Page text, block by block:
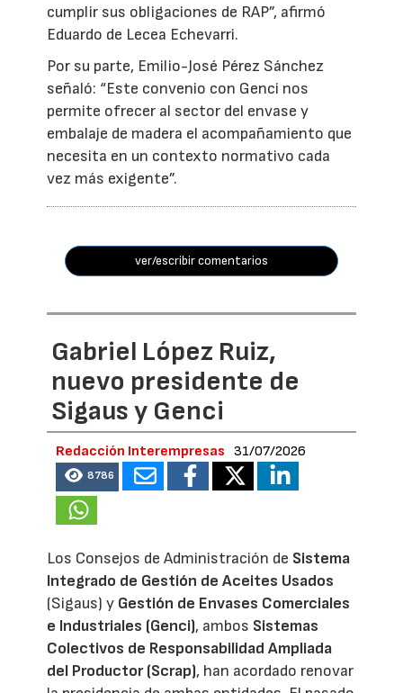
cumplir sus obligaciones de RAP”, afirmó
Eduardo de Lecea Echevarri.
Por su parte, Emilio-José Pérez Sánchez
señaló: “Este convenio con Genci nos
permite ofrecer al sector del envase y
embalaje de madera el acompañamiento que
necesita en un contexto normativo cada
vez más exigente”.
ver/escribir comentarios
Gabriel López Ruiz,
nuevo presidente de
Sigaus y Genci
Redacción Interempresas 31/07/2026
8786
Los Consejos de Administración de Sistema
Integrado de Gestión de Aceites Usados
(Sigaus) y Gestión de Envases Comerciales
e Industriales (Genci), ambos Sistemas
Colectivos de Responsabilidad Ampliada
del Productor (Scrap), han acordado renovar